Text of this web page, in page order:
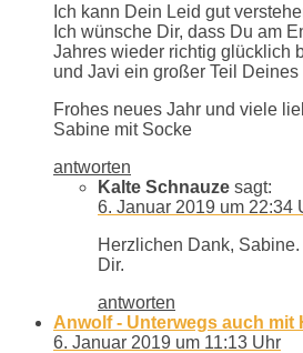
Ich kann Dein Leid gut
Ich wünsche Dir, dass Du am
Jahres wieder richtig glücklich
und Javi ein großer Teil
Frohes neues Jahr und viele
Sabine mit Socke
antworten
Kalte Schnauze sagt:
6. Januar 2019 um 22:34
Herzlichen Dank,
Dir.
antworten
Anwolf - Unterwegs auch mit
6. Januar 2019 um 11:13 Uhr